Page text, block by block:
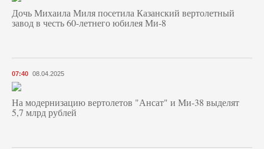
Дочь Михаила Миля посетила Казанский вертолетный
завод в честь 60-летнего юбилея Ми-8
07:40 08.04.2025
На модернизацию вертолетов "Ансат" и Ми-38 выделят
5,7 млрд рублей